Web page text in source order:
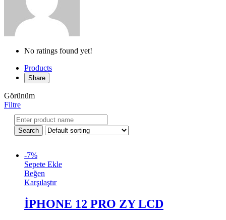
No ratings found yet!
Products
Share
Görünüm
Filtre
-7%
Sepete Ekle
Beğen
Karşılaştır
İPHONE 12 PRO ZY LCD